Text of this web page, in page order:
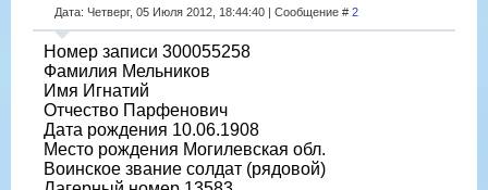
Дата: Четверг, 05 Июля 2012, 18:44:40 | Сообщение # 2
Номер записи 300055258
Фамилия Мельников
Имя Игнатий
Отчество Парфенович
Дата рождения 10.06.1908
Место рождения Могилевская обл.
Воинское звание солдат (рядовой)